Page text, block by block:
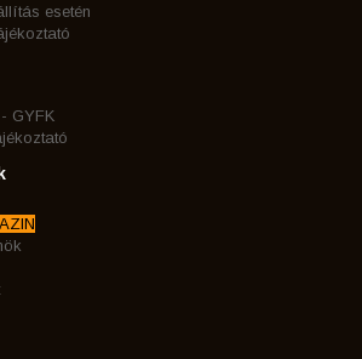
esetén
GYFK